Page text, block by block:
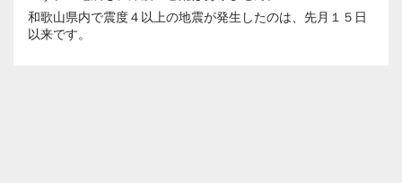
和歌山県内で震度４以上の地震が発生したのは、先月１５日
以来です。